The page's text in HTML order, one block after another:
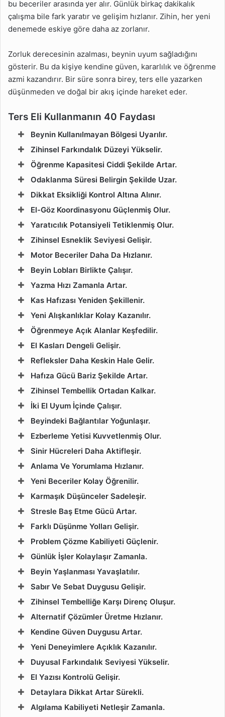
bu beceriler arasında yer alır. Günlük birkaç dakikalık
çalışma bile fark yaratır ve gelişim hızlanır. Zihin, her yeni
denemede eskiye göre daha az zorlanır.
Zorluk derecesinin azalması, beynin uyum sağladığını
gösterir. Bu da kişiye kendine güven, kararlılık ve öğrenme
azmi kazandırır. Bir süre sonra birey, ters elle yazarken
düşünmeden ve doğal bir akış içinde hareket eder.
Ters Eli Kullanmanın 40 Faydası
Beynin Kullanılmayan Bölgesi Uyarılır.
Zihinsel Farkındalık Düzeyi Yükselir.
Öğrenme Kapasitesi Ciddi Şekilde Artar.
Odaklanma Süresi Belirgin Şekilde Uzar.
Dikkat Eksikliği Kontrol Altına Alınır.
El-Göz Koordinasyonu Güçlenmiş Olur.
Yaratıcılık Potansiyeli Tetiklenmiş Olur.
Zihinsel Esneklik Seviyesi Gelişir.
Motor Beceriler Daha Da Hızlanır.
Beyin Lobları Birlikte Çalışır.
Yazma Hızı Zamanla Artar.
Kas Hafızası Yeniden Şekillenir.
Yeni Alışkanlıklar Kolay Kazanılır.
Öğrenmeye Açık Alanlar Keşfedilir.
El Kasları Dengeli Gelişir.
Refleksler Daha Keskin Hale Gelir.
Hafıza Gücü Bariz Şekilde Artar.
Zihinsel Tembellik Ortadan Kalkar.
İki El Uyum İçinde Çalışır.
Beyindeki Bağlantılar Yoğunlaşır.
Ezberleme Yetisi Kuvvetlenmiş Olur.
Sinir Hücreleri Daha Aktifleşir.
Anlama Ve Yorumlama Hızlanır.
Yeni Beceriler Kolay Öğrenilir.
Karmaşık Düşünceler Sadeleşir.
Stresle Baş Etme Gücü Artar.
Farklı Düşünme Yolları Gelişir.
Problem Çözme Kabiliyeti Güçlenir.
Günlük İşler Kolaylaşır Zamanla.
Beyin Yaşlanması Yavaşlatılır.
Sabır Ve Sebat Duygusu Gelişir.
Zihinsel Tembelliğe Karşı Direnç Oluşur.
Alternatif Çözümler Üretme Hızlanır.
Kendine Güven Duygusu Artar.
Yeni Deneyimlere Açıklık Kazanılır.
Duyusal Farkındalık Seviyesi Yükselir.
El Yazısı Kontrolü Gelişir.
Detaylara Dikkat Artar Sürekli.
Algılama Kabiliyeti Netleşir Zamanla.